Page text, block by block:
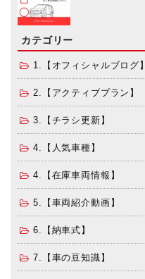
カテゴリー
1.【オフィシャルブログ】
2.【アクティブプラン】
3.【チラシ更新】
4.【人気車種】
4.【在庫車両情報】
5.【車両紹介動画】
6.【納車式】
7.【車の豆知識】